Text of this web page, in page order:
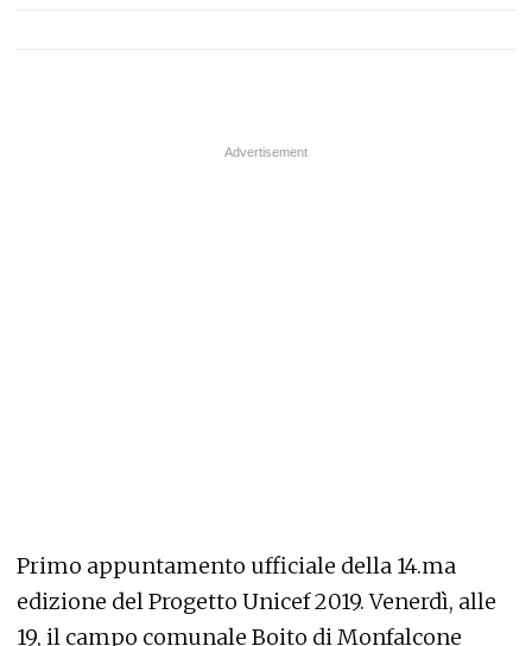
Primo appuntamento ufficiale della 14.ma
edizione del Progetto Unicef 2019. Venerdì, alle
19, il campo comunale Boito di Monfalcone